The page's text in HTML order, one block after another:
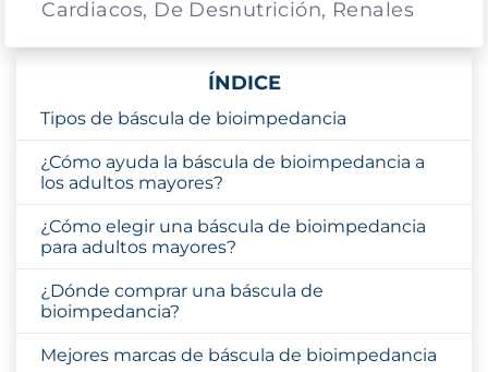
Cardiacos, De Desnutrición, Renales
ÍNDICE
Tipos de báscula de bioimpedancia
¿Cómo ayuda la báscula de bioimpedancia a
los adultos mayores?
¿Cómo elegir una báscula de bioimpedancia
para adultos mayores?
¿Dónde comprar una báscula de
bioimpedancia?
Mejores marcas de báscula de bioimpedancia